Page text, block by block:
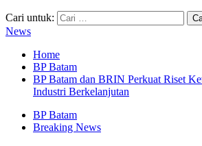
Cari untuk:
News
Home
BP Batam
BP Batam dan BRIN Perkuat Riset
Industri Berkelanjutan
BP Batam
Breaking News